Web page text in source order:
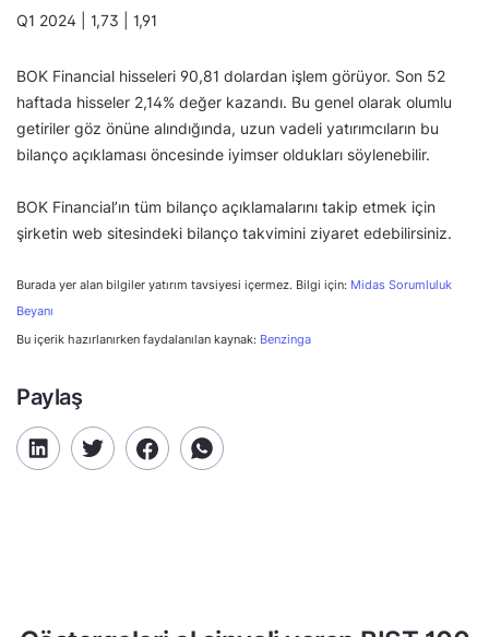
Q1 2024 | 1,73 | 1,91
BOK Financial hisseleri 90,81 dolardan işlem görüyor. Son 52
haftada hisseler 2,14% değer kazandı. Bu genel olarak olumlu
getiriler göz önüne alındığında, uzun vadeli yatırımcıların bu
bilanço açıklaması öncesinde iyimser oldukları söylenebilir.
BOK Financial’ın tüm bilanço açıklamalarını takip etmek için
şirketin web sitesindeki bilanço takvimini ziyaret edebilirsiniz.
Burada yer alan bilgiler yatırım tavsiyesi içermez. Bilgi için: Midas Sorumluluk
Beyanı
Bu içerik hazırlanırken faydalanılan kaynak: Benzinga
Paylaş